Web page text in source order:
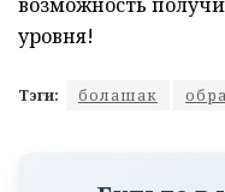
уровня!
Тэги: болашак